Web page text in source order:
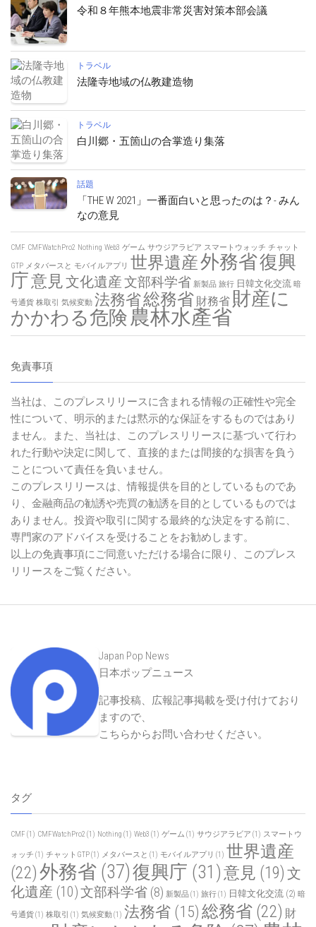
令和８年熊本地震非常災害対策本部会議
トラベル
法隆寺地域の仏教建造物
トラベル
白川郷・五箇山の合掌造り集落
話題
「THE W 2021」一番面白いと思ったのは？- みん
なの意見
CMF CMFWatchPro2 Nothing Web3 ゲーム サウジアラビア スマートウォッチ チャット
GTP メタバースと モバイルアプリ 世界遺産外務省復興
庁意見文化遺産文部科学省 新製品 旅行 日韓文化交流 暗
号通貨 株取引 気候変動 法務省総務省 財務省 財産に
かかわる危険 農林水產省
免責事項
当社は、このプレスリリースに含まれる情報の正確性や完全
性について、明示的または黙示的な保証をするものではあり
ません。また、当社は、このプレスリリースに基づいて行わ
れた行動や決定に関して、直接的または間接的な損害を負う
ことについて責任を負いません。
このプレスリリースは、情報提供を目的としているものであ
り、金融商品の勧誘や売買の勧誘を目的としているものでは
ありません。投資や取引に関する最終的な決定をする前に、
専門家のアドバイスを受けることをお勧めします。
以上の免責事項にご同意いただける場合に限り、このプレス
リリースをご覧ください。
Japan Pop News
日本ポップニュース
記事投稿、広報記事掲載を受け付けており
ますので、
こちらからお問い合わせください。
タグ
CMF (1) CMFWatchPro2 (1) Nothing (1) Web3 (1) ゲーム (1) サウジアラビア (1) スマートウ
ォッチ (1) チャットGTP(1) メタバースと (1) モバイルアプリ (1) 世界遺産
(22)外務省 (37)復興庁 (31)意見 (19) 文
化遺産 (10)文部科学省 (8) 新製品(1) 旅行(1) 日韓文化交流 (2) 暗
号通貨(1) 株取引 (1) 気候変動(1) 法務省 (15) 総務省 (22) 財